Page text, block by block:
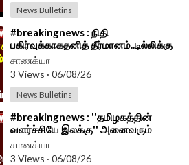
News Bulletins
⁣#breakingnews : நிதி
பகிர்வுக்காகதனித் தீர்மானம்..டில்லிக்கு
செய்தி சொல்லும் Vijay | TVK
Government
சாணக்யா
3 Views · 06/08/26
News Bulletins
⁣#breakingnews : ''தமிழகத்தின்
வளர்ச்சியே இலக்கு'' அனைவரும்
பாராட்டும் Budget!! நெகிழ்ந்த CM
Vijay!!
சாணக்யா
3 Views · 06/08/26